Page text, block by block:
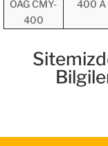
OAG CMY-
400
400 A